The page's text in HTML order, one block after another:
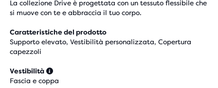
La collezione Drive è progettata con un tessuto flessibile che
si muove con te e abbraccia il tuo corpo.
Caratteristiche del prodotto
Supporto elevato, Vestibilità personalizzata, Copertura
capezzoli
Vestibilità
Fascia e coppa